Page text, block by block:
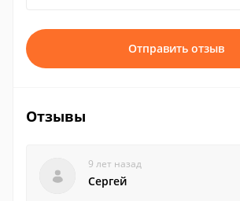
Отправить отзыв
Отзывы
9 лет назад
Сергей